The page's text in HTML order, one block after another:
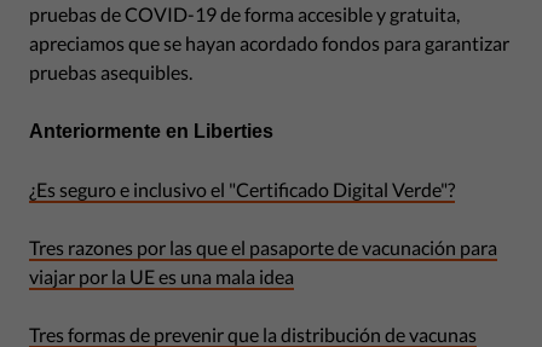
pruebas de COVID-19 de forma accesible y gratuita,
apreciamos que se hayan acordado fondos para garantizar
pruebas asequibles.
Anteriormente en Liberties
¿Es seguro e inclusivo el "Certificado Digital Verde"?
Tres razones por las que el pasaporte de vacunación para
viajar por la UE es una mala idea
Tres formas de prevenir que la distribución de vacunas